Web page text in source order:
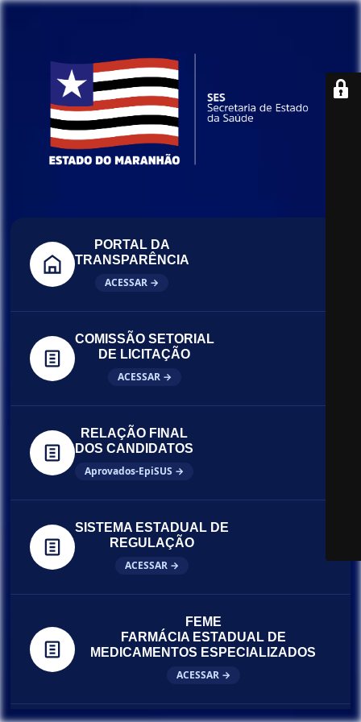
PORTAL DA
TRANSPARÊNCIA
ACESSAR →
COMISSÃO SETORIAL
DE LICITAÇÃO
ACESSAR →
RELAÇÃO FINAL
DOS CANDIDATOS
Aprovados-EpiSUS →
SISTEMA ESTADUAL DE
REGULAÇÃO
ACESSAR →
FEME
FARMÁCIA ESTADUAL DE
MEDICAMENTOS ESPECIALIZADOS
ACESSAR →